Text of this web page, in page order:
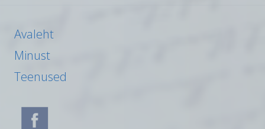
Avaleht
Minust
Teenused